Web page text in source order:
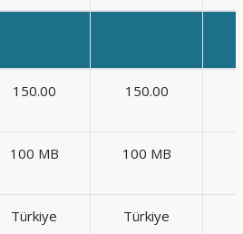
150.00 150.00
100 MB 100 MB
Türkiye Türkiye